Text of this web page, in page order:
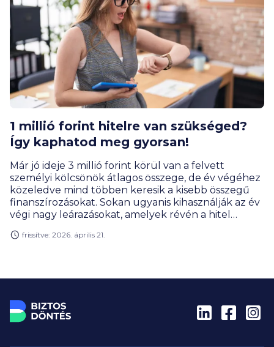
1 millió forint hitelre van szükséged?
Így kaphatod meg gyorsan!
Már jó ideje 3 millió forint körül van a felvett
személyi kölcsönök átlagos összege, de év végéhez
közeledve mind többen keresik a kisebb összegű
finanszírozásokat. Sokan ugyanis kihasználják az év
végi nagy leárazásokat, amelyek révén a hitel
frissítve: 2026. április 21.